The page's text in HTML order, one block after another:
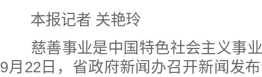
本报记者 关艳玲
慈善事业是中国特色社会主义事业
9月22日，省政府新闻办召开新闻发